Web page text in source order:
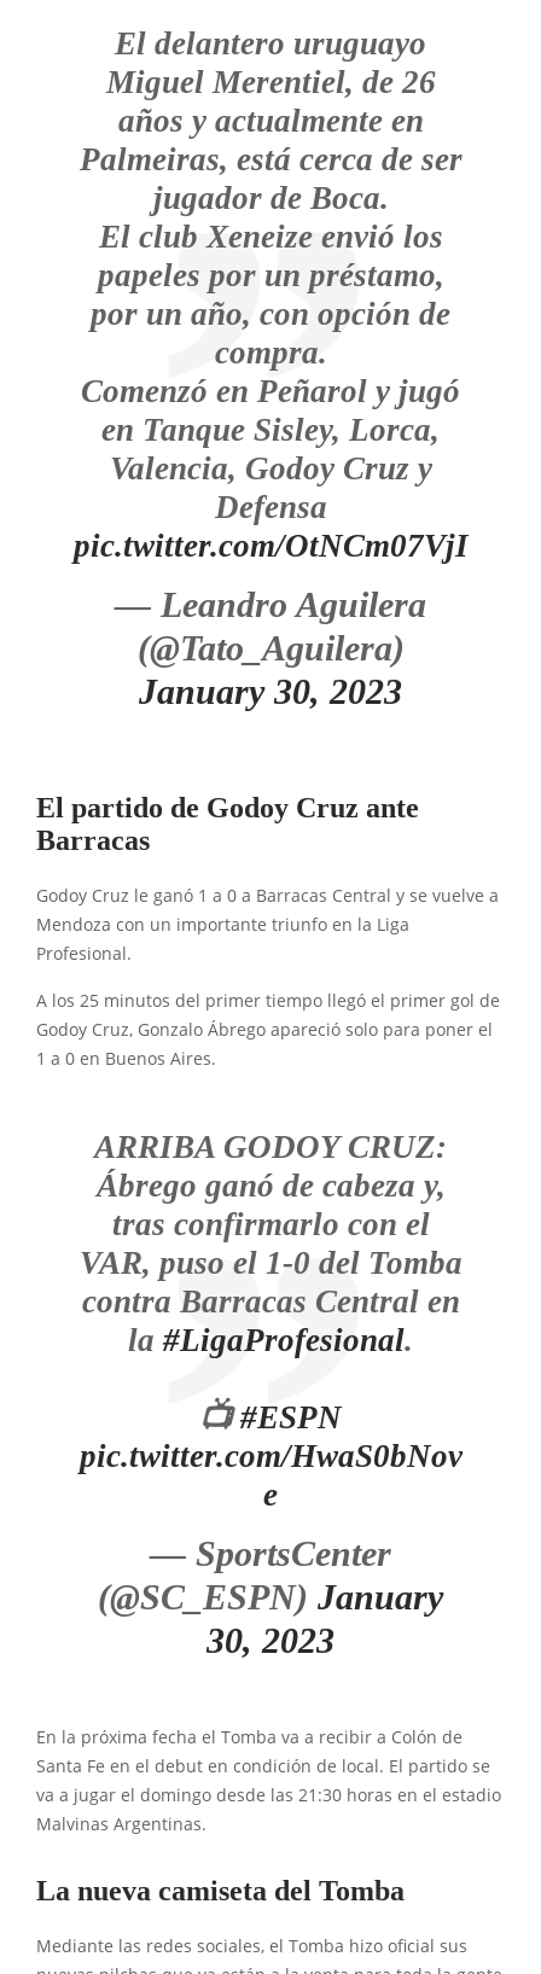
El delantero uruguayo
Miguel Merentiel, de 26
años y actualmente en
Palmeiras, está cerca de ser
jugador de Boca.
El club Xeneize envió los
papeles por un préstamo,
por un año, con opción de
compra.
Comenzó en Peñarol y jugó
en Tanque Sisley, Lorca,
Valencia, Godoy Cruz y
Defensa
pic.twitter.com/OtNCm07VjI
— Leandro Aguilera
(@Tato_Aguilera)
January 30, 2023
El partido de Godoy Cruz ante
Barracas
Godoy Cruz le ganó 1 a 0 a Barracas Central y se vuelve a
Mendoza con un importante triunfo en la Liga
Profesional.
A los 25 minutos del primer tiempo llegó el primer gol de
Godoy Cruz, Gonzalo Ábrego apareció solo para poner el
1 a 0 en Buenos Aires.
ARRIBA GODOY CRUZ:
Ábrego ganó de cabeza y,
tras confirmarlo con el
VAR, puso el 1-0 del Tomba
contra Barracas Central en
la #LigaProfesional.
📺#ESPN
pic.twitter.com/HwaS0bNov
e
— SportsCenter
(@SC_ESPN) January
30, 2023
En la próxima fecha el Tomba va a recibir a Colón de
Santa Fe en el debut en condición de local. El partido se
va a jugar el domingo desde las 21:30 horas en el estadio
Malvinas Argentinas.
La nueva camiseta del Tomba
Mediante las redes sociales, el Tomba hizo oficial sus